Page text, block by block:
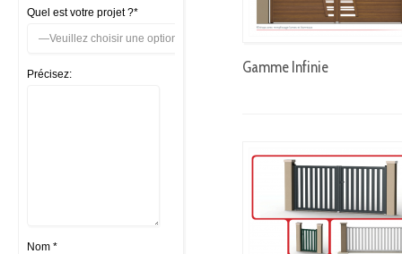
Gamme Infinie
Quel est votre projet ?*
Précisez:
Nom *